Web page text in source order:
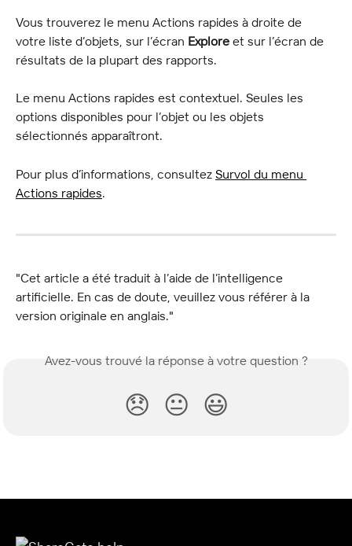
Vous trouverez le menu Actions rapides à droite de
votre liste d’objets, sur l’écran Explore et sur l’écran de
résultats de la plupart des rapports.
Le menu Actions rapides est contextuel. Seules les
options disponibles pour l’objet ou les objets
sélectionnés apparaîtront.
Pour plus d’informations, consultez Survol du menu
Actions rapides.
"Cet article a été traduit à l’aide de l’intelligence
artificielle. En cas de doute, veuillez vous référer à la
version originale en anglais."
Avez-vous trouvé la réponse à votre question ?
😞 😐 😃